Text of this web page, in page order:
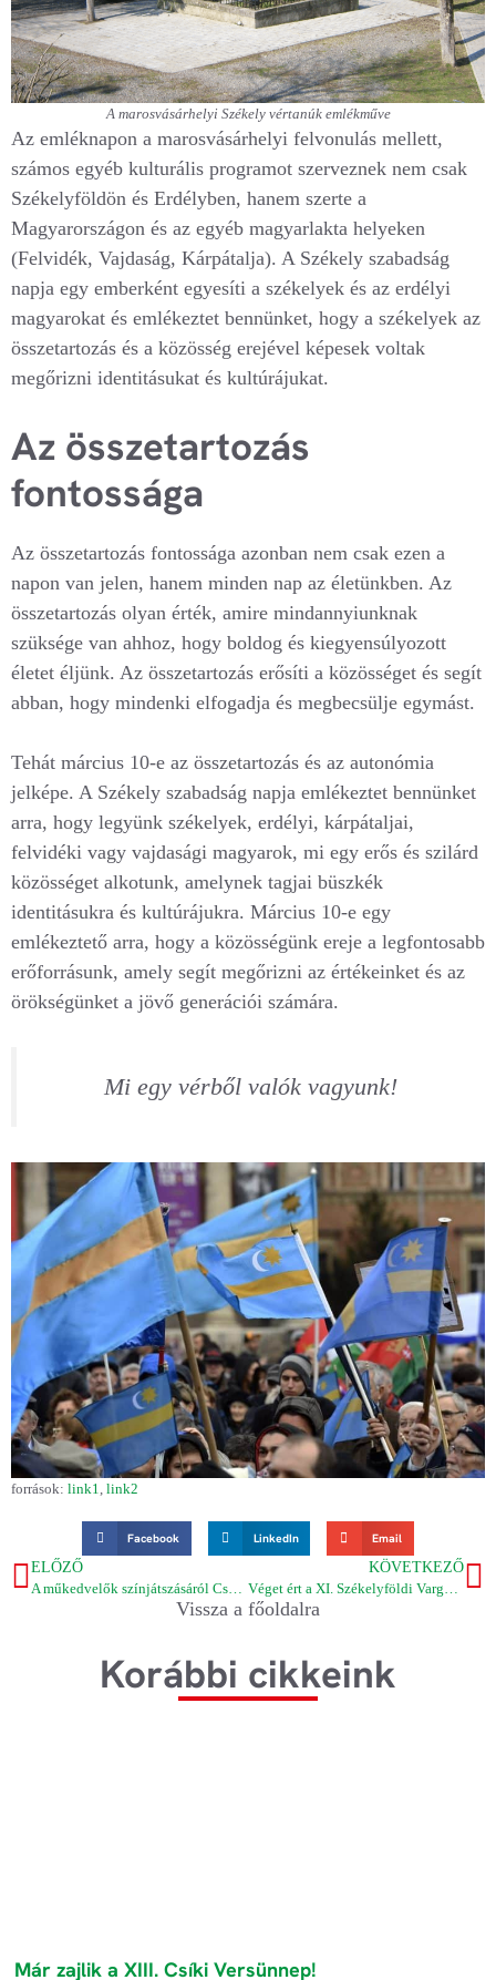
A marosvásárhelyi Székely vértanúk emlékműve
Az emléknapon a marosvásárhelyi felvonulás mellett,
számos egyéb kulturális programot szerveznek nem csak
Székelyföldön és Erdélyben, hanem szerte a
Magyarországon és az egyéb magyarlakta helyeken
(Felvidék, Vajdaság, Kárpátalja). A Székely szabadság
napja egy emberként egyesíti a székelyek és az erdélyi
magyarokat és emlékeztet bennünket, hogy a székelyek az
összetartozás és a közösség erejével képesek voltak
megőrizni identitásukat és kultúrájukat.
Az összetartozás
fontossága
Az összetartozás fontossága azonban nem csak ezen a
napon van jelen, hanem minden nap az életünkben. Az
összetartozás olyan érték, amire mindannyiunknak
szüksége van ahhoz, hogy boldog és kiegyensúlyozott
életet éljünk. Az összetartozás erősíti a közösséget és segít
abban, hogy mindenki elfogadja és megbecsülje egymást.
Tehát március 10-e az összetartozás és az autonómia
jelképe. A Székely szabadság napja emlékeztet bennünket
arra, hogy legyünk székelyek, erdélyi, kárpátaljai,
felvidéki vagy vajdasági magyarok, mi egy erős és szilárd
közösséget alkotunk, amelynek tagjai büszkék
identitásukra és kultúrájukra. Március 10-e egy
emlékeztető arra, hogy a közösségünk ereje a legfontosabb
erőforrásunk, amely segít megőrizni az értékeinket és az
örökségünket a jövő generációi számára.
Mi egy vérből valók vagyunk!
források: link1, link2
Facebook LinkedIn Email
ELŐZŐ
A műkedvelők színjátszásáról Csomortánban
KÖVETKEZŐ
Véget ért a XI. Székelyföldi Varga Sándor Verstábor
Vissza a főoldalra
Korábbi cikkeink
Már zajlik a XIII. Csíki Versünnep!